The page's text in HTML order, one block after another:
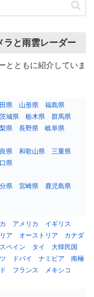
ラと雨雲レーダー
とともに紹介していま
県 山形県
福島県
茨城県 栃木県
群馬県
県 長野県
岐阜県
県 和歌山県
三重県
県
県 宮崎県
鹿児島県
アメリカ
イギリス
ア オーストリア
カナダ
スペイン タイ
大韓民国
ドバイ ナミビア
南極
フランス
メキシコ